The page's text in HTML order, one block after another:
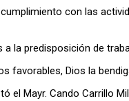
con las
a la predisposición de
favorables, Dios la
el Mayr. Cando Carrillo